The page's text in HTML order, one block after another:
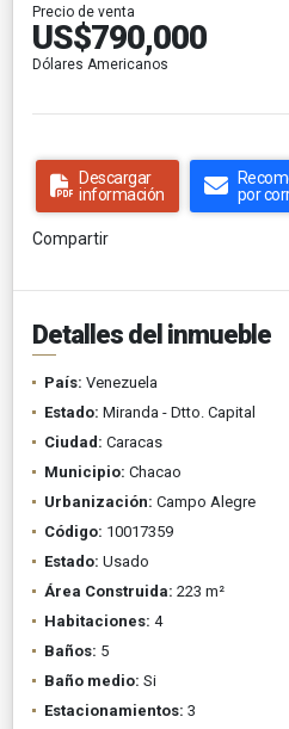
Precio de venta
US$790,000
Dólares Americanos
Descargar
información
por
Compartir
Detalles del inmueble
País: Venezuela
Estado: Miranda - Dtto. Capital
Ciudad: Caracas
Municipio: Chacao
Urbanización: Campo Alegre
Código: 10017359
Estado: Usado
Área Construida: 223 m²
Habitaciones: 4
Baños: 5
Baño medio: Si
Estacionamientos: 3